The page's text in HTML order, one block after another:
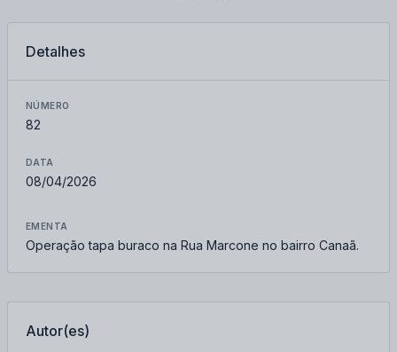
Detalhes
NÚMERO
82
DATA
08/04/2026
EMENTA
Operação tapa buraco na Rua Marcone no bairro Canaã.
Autor(es)